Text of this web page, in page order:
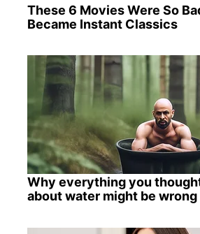
These 6 Movies Were So
Became Instant Classics
Why everything you
about water might be wrong